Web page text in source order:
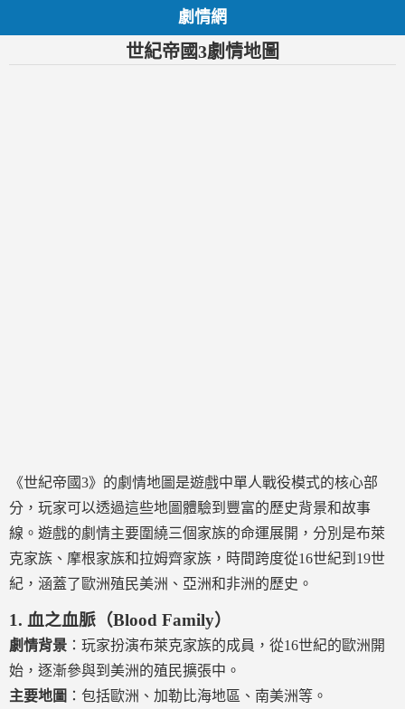
劇情網
世紀帝國3劇情地圖
《世紀帝國3》的劇情地圖是遊戲中單人戰役模式的核心部
分，玩家可以透過這些地圖體驗到豐富的歷史背景和故事
線。遊戲的劇情主要圍繞三個家族的命運展開，分別是布萊
克家族、摩根家族和拉姆齊家族，時間跨度從16世紀到19世
紀，涵蓋了歐洲殖民美洲、亞洲和非洲的歷史。
1. 血之血脈（Blood Family）
劇情背景 ：玩家扮演布萊克家族的成員，從16世紀的歐洲開
始，逐漸參與到美洲的殖民擴張中。
主要地圖 ：包括歐洲、加勒比海地區、南美洲等。